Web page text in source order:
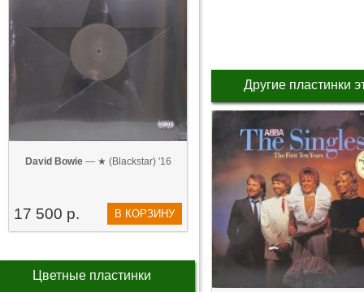
David Bowie— ★ (Blackstar) '16
17 500 р. В КОРЗИНУ
Цветные пластинки
Другие пластинки